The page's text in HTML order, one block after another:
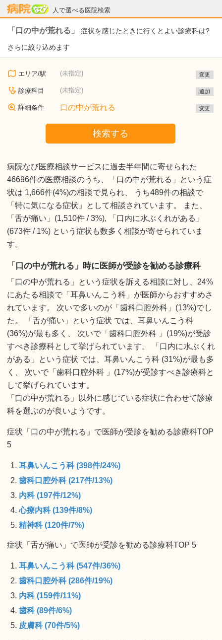
人で選べる医院検索
病院なび
「口の中が荒れる」 症状を感じたときに行くとよい診療科は?
さらに絞り込めます
エリア/駅 (未指定) 変更
診療科目 (未指定) 追加
詳細条件 口の中が荒れる 変更
検索する
病院なび医療相談サービスに過去半年間に寄せられた
46696件の医療相談のうち、「口の中が荒れる」という症
状は 1,666件(4%)の相談で見られ、 うち489件の相談で
「特に気になる症状」として相談されています。 また、
「舌が痛い」(1,510件 / 3%), 「口内に水ぶくれがある」
(673件 / 1%) という症状も数多く相談が寄せられていま
す。
「口の中が荒れる」時に医師が受診を勧める診療科
「口の中が荒れる」という症状を訴える相談に対し、24%
にあたる相談で「耳鼻いんこう科」が医師からおすすめさ
れています。 次いで多いのが「歯科口腔外科」(13%)でし
た。 「舌が痛い」という症状 では、耳鼻いんこう科
(36%)が最も多く、 次いで「歯科口腔外科 」(19%)が受診
すべき診療科として挙げられています。 「口内に水ぶくれ
がある」という症状 では、耳鼻いんこう科 (31%)が最も多
く、 次いで「歯科口腔外科 」(17%)が受診すべき診療科と
して挙げられています。
「口の中が荒れる」以外に感じている症状に合わせて診療
科を選ぶのが良いようです。
症状「口の中が荒れる」で医師が受診を勧める診療科TOP
5
耳鼻いんこう科 (398件/24%)
歯科口腔外科 (217件/13%)
内科 (197件/12%)
心療内科 (139件/8%)
精神科 (120件/7%)
症状「舌が痛い」で医師が受診を勧める診療科TOP 5
耳鼻いんこう科 (547件/36%)
歯科口腔外科 (286件/19%)
内科 (159件/11%)
歯科 (89件/6%)
皮膚科 (70件/5%)